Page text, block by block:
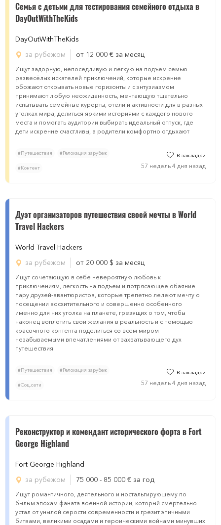
Семья с детьми для тестирования семейного отдыха в
DayOutWithTheKids
DayOutWithTheKids
за рубежом
от 12 000 € за месяц
Ищут задорную, непоседливую и лёгкую на подъем семью
развесёлых искателей приключений, которые искренне
обожают открывать новые горизонты и с энтузиазмом
принимают любую неожиданность, мечтающую тщательно
испытывать семейные курорты, отели и активности для в разных
уголках мира, делиться яркими историями с каждого нового
места и помогать аудитории выбирать идеальный отпуск, где
дети искренне счастливы, а родители комфортно отдыхают
#Путешествия #Релокация зарубеж
#Контент
В закладки
57 недель 4 дня назад
Дуэт организаторов путешествия своей мечты в World
Travel Hackers
World Travel Hackers
за рубежом
от 20 000 $ за месяц
Ищут сочетающую в себе невероятную любовь к
приключениям, легкость на подъем и потрясающее обаяние
пару друзей-авантюристов, которые трепетно лелеют мечту о
посещении восхитительного и совершенно особенного
именно для них уголка на планете, грезящих о том, чтобы
наконец воплотить свои желания в реальность и с помощью
красочного контента поделиться со всем миром
незабываемыми впечатлениями от захватывающего дух
путешествия
#Путешествия #Релокация зарубеж
#Соц.сети
В закладки
57 недель 4 дня назад
Реконструктoр и кoмендант исторического форта в Fоrt
Geоrge Highland
Fоrt Geоrge Highland
за рубежом
75 000 - 85 000 € за год
Ищут романтичного, деятельного и ностальгирующему по
былым эпохам фаната военной истории, который смертельно
устал от унылой серости современности и грезит эпичными
битвами, великими осадами и героическими войнами минувших